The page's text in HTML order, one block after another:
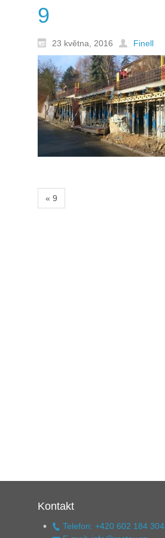
9
23 května, 2016 Finell
« 9
Kontakt
Telefon: +420 602 184 304